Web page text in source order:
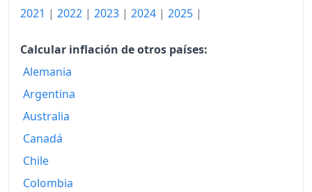
2021 | 2022 | 2023 | 2024 | 2025 |
Calcular inflación de otros países:
Alemania
Argentina
Australia
Canadá
Chile
Colombia